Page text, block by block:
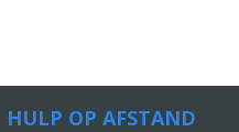
HULP OP AFSTAND